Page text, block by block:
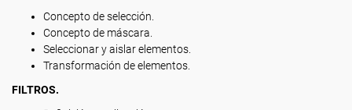
Concepto de selección.
Concepto de máscara.
Seleccionar y aislar elementos.
Transformación de elementos.
FILTROS.